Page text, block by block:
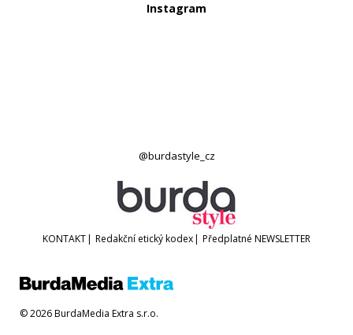
Instagram
@burdastyle_cz
KONTAKT| Redakční etický kodex| Předplatné NEWSLETTER
© 2026 BurdaMedia Extra s.r.o.